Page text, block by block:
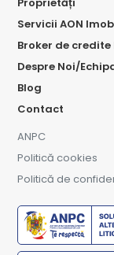
Servicii AON
Broker de
Despre Noi/
Blog
Contact
ANPC
Politică cookies
Politică de